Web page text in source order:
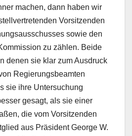
machen, dann haben wir
Vorsitzenden
sowie den
zu zählen. Beide
denen sie klar zum Ausdruck
Regierungsbeamten
sie ihre Untersuchung
gesagt, als sie einer
die vom Vorsitzenden
aus Präsident George W.